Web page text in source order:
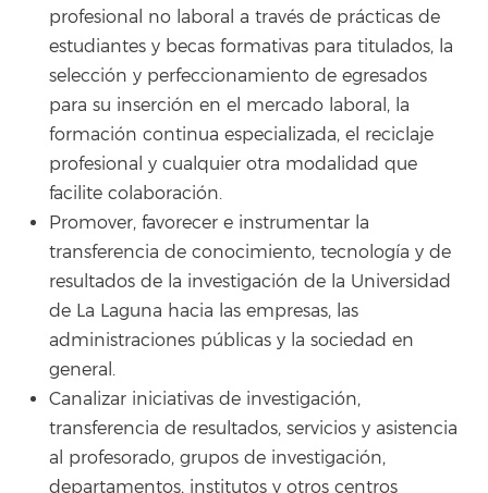
profesional no laboral a través de prácticas de
estudiantes y becas formativas para titulados, la
selección y perfeccionamiento de egresados
para su inserción en el mercado laboral, la
formación continua especializada, el reciclaje
profesional y cualquier otra modalidad que
facilite colaboración.
Promover, favorecer e instrumentar la
transferencia de conocimiento, tecnología y de
resultados de la investigación de la Universidad
de La Laguna hacia las empresas, las
administraciones públicas y la sociedad en
general.
Canalizar iniciativas de investigación,
transferencia de resultados, servicios y asistencia
al profesorado, grupos de investigación,
departamentos, institutos y otros centros